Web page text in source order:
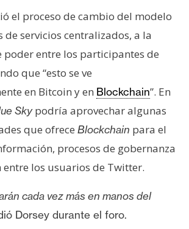
el proceso de cambio del modelo
de servicios centralizados, a la
entre los participantes de
que “esto se ve
en Bitcoin y en Blockchain”. En
Skypodría aprovechar algunas
que ofrece Blockchain para el
procesos de gobernanza
los usuarios de Twitter.
cada vez más en manos del
Dorsey durante el foro.